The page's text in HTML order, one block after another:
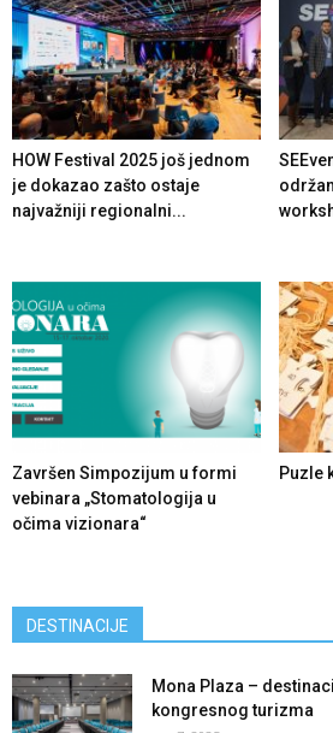
HOW Festival 2025 još jednom
je dokazao zašto ostaje
najvažniji regionalni...
Završen Simpozijum u formi
vebinara „Stomatologija u
očima vizionara“
Puzle
DESTINACIJE
Mona Plaza –
kongresnog turizma